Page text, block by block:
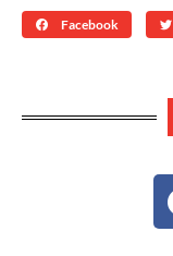
Facebook